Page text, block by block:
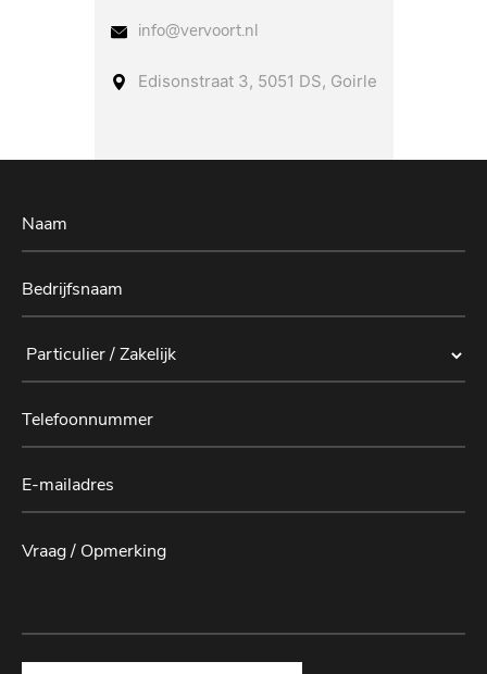
info@vervoort.nl
Edisonstraat 3, 5051 DS, Goirle